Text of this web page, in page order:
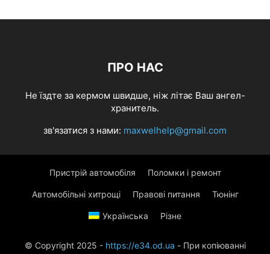
ПРО НАС
Не їздте за кермом швидше, ніж літає Ваш ангел-
хранитель.
зв'язатися з нами: maxwelhelp@gmail.com
Пристрій автомобіля Поломки і ремонт
Автомобільні хитрощі Правові питання Тюнінг
Українська Різне
© Copyright 2025 - https://e34.od.ua - При копіюванні